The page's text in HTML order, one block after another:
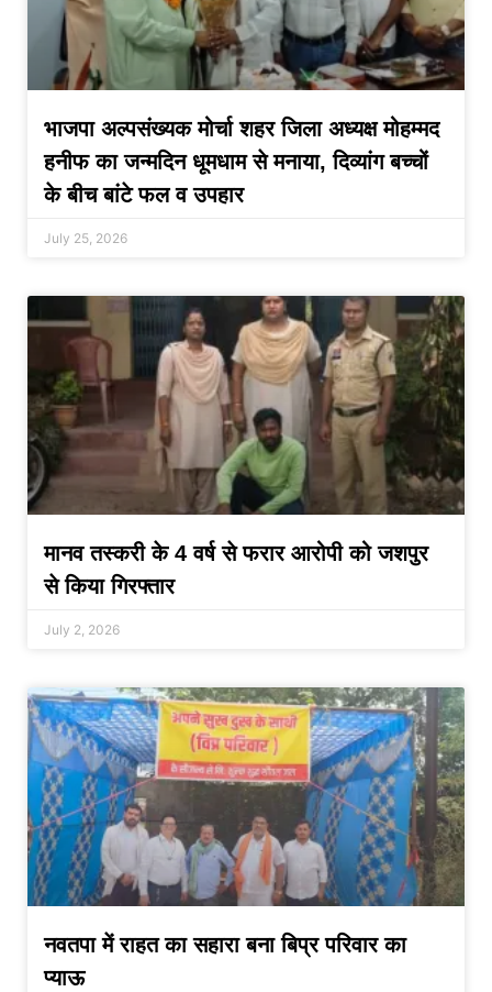
भाजपा अल्पसंख्यक मोर्चा शहर जिला अध्यक्ष मोहम्मद
हनीफ का जन्मदिन धूमधाम से मनाया, दिव्यांग बच्चों
के बीच बांटे फल व उपहार
July 25, 2026
मानव तस्करी के 4 वर्ष से फरार आरोपी को जशपुर
से किया गिरफ्तार
July 2, 2026
नवतपा में राहत का सहारा बना बिप्र परिवार का
प्याऊ